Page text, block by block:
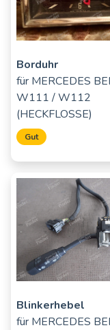
Borduhr
für MERCEDES
W111 / W112
(HECKFLOSSE)
Gut
Blinkerhebel
für MERCEDES